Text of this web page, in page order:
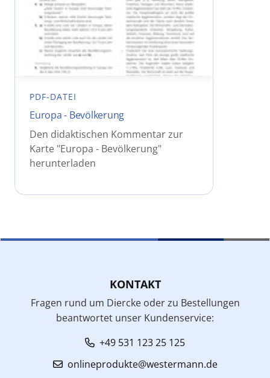
PDF-DATEI
Europa - Bevölkerung
Den didaktischen Kommentar zur
Karte "Europa - Bevölkerung"
herunterladen
KONTAKT
Fragen rund um Diercke oder zu Bestellungen
beantwortet unser Kundenservice:
+49 531 123 25 125
onlineprodukte@westermann.de